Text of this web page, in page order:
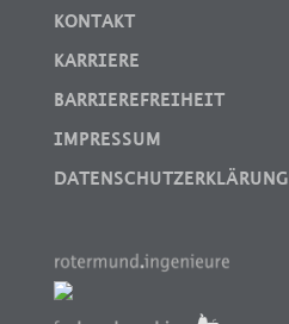
KONTAKT
KARRIERE
BARRIEREFREIHEIT
IMPRESSUM
DATENSCHUTZERKLÄRUNG